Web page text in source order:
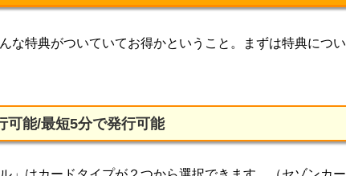
な特典がついていてお得かということ。まずは特典につい
可能/最短5分で発行可能